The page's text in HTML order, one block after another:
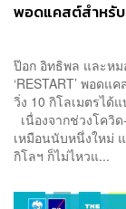
พอดแคสต์สำหรั
ป๊อก อิทธิพล และหม
‘RESTART’ พอด
วิ่ง 10 กิโลเมตรได้
เนื่องจากช่วงโควิ
เหมือนนับหนึ่งใหม่
กิโลฯ ก็ไม่ไหวแ...